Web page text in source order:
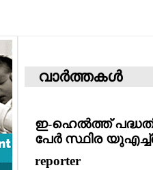
വാര്‍ത്തകള്‍
ഇ-ഹെല്‍ത്ത്
പേര്‍ സ്ഥിര
reporter